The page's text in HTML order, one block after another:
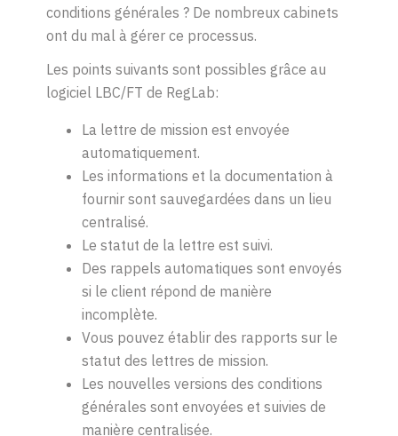
conditions générales ? De nombreux cabinets
ont du mal à gérer ce processus.
Les points suivants sont possibles grâce au
logiciel LBC/FT de RegLab:
La lettre de mission est envoyée
automatiquement.
Les informations et la documentation à
fournir sont sauvegardées dans un lieu
centralisé.
Le statut de la lettre est suivi.
Des rappels automatiques sont envoyés
si le client répond de manière
incomplète.
Vous pouvez établir des rapports sur le
statut des lettres de mission.
Les nouvelles versions des conditions
générales sont envoyées et suivies de
manière centralisée.